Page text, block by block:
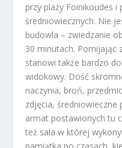
przy plaży Foinikoudes i
średniowiecznych. Nie
budowla – zwiedzanie
30 minutach. Pomijając
stanowi także bardzo
widokowy. Dość
naczynia, broń,
zdjęcia, średniowieczne
armat postawionych tu
też sala w której